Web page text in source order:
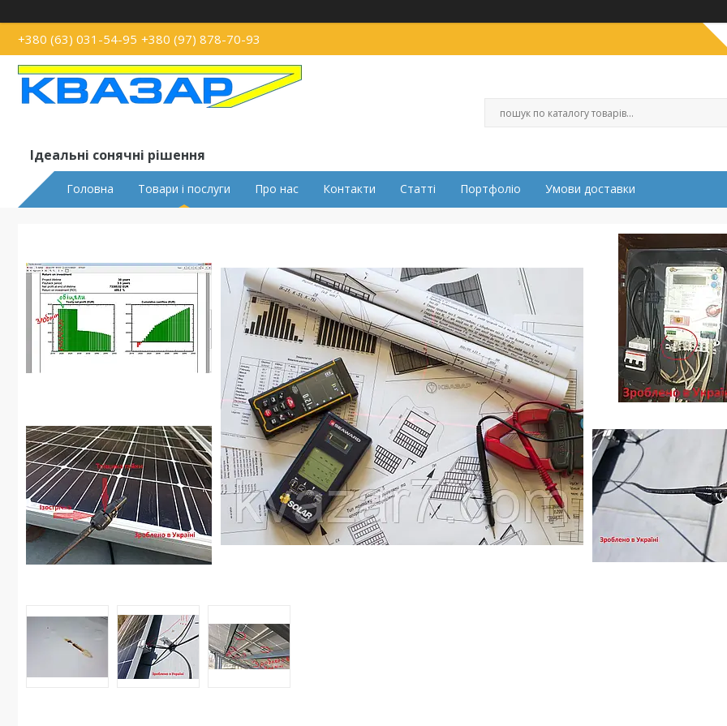
+380 (63) 031-54-95 +380 (97) 878-70-93
Ідеальні сонячні рішення
Головна Товари і послуги Про нас Контакти Статті Портфоліо Умови доставки